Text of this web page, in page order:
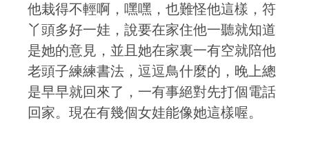
他栽得不輕啊，嘿嘿，也難怪他這樣，符
丫頭多好一娃，說要在家住他一聽就知道
是她的意見，並且她在家裏一有空就陪他
老頭子練練書法，逗逗鳥什麼的，晚上總
是早早就回來了，一有事絕對先打個電話
回家。現在有幾個女娃能像她這樣喔。